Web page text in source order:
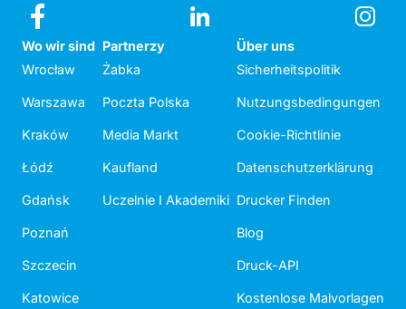
Wo wir sind
Wrocław
Warszawa
Kraków
Łódź
Gdańsk
Poznań
Szczecin
Katowice
Partnerzy
Żabka
Poczta Polska
Media Markt
Kaufland
Uczelnie I Akademiki
Über uns
Sicherheitspolitik
Nutzungsbedingungen
Cookie-Richtlinie
Datenschutzerklärung
Drucker Finden
Blog
Druck-API
Kostenlose Malvorlagen